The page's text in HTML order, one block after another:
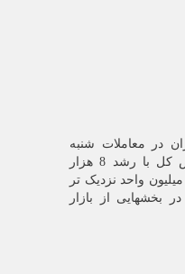
در معاملات شنبه
سبزپوش ماند؛ شاخص کل با رشد 8 هزار
واحدی به محدوده 4.9 میلیون واحد نزدیک تر
بخشهایی از بازار